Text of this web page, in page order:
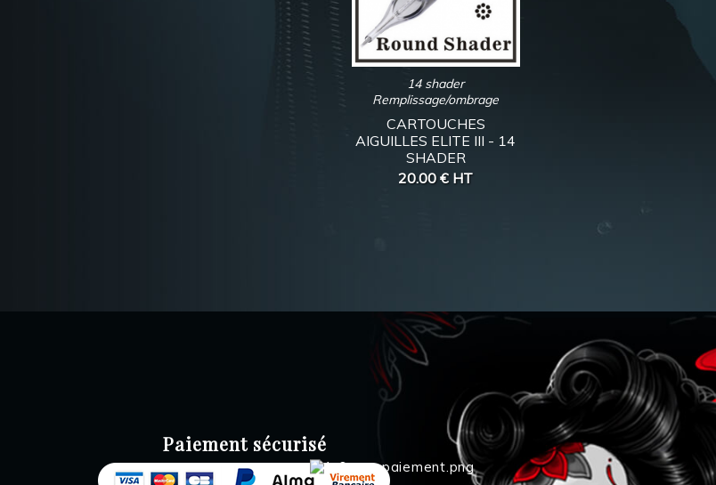
14 shader
Remplissage/ombrage
CARTOUCHES
AIGUILLES ELITE III - 14
SHADER
20.00 € HT
Paiement sécurisé